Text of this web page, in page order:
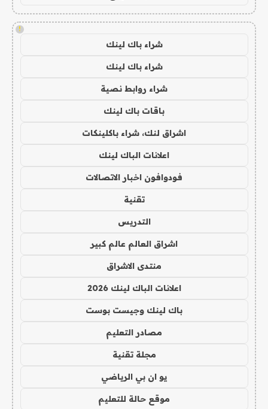
!
شراء باك لينك
شراء باك لينك
شراء روابط نصية
باقات باك لينك
اشراق لنك، شراء باكلينكات
اعلانات الباك لينك
فودوافون اخبار الاتصالات
تقنية
التدريس
اشراق العالم عالم كبير
منتدى الاشراق
اعلانات الباك لينك 2026
باك لينك وجيست بوست
مصادر التعليم
مجلة تقنية
يو ان بي الرياضي
موقع حالة للتعليم